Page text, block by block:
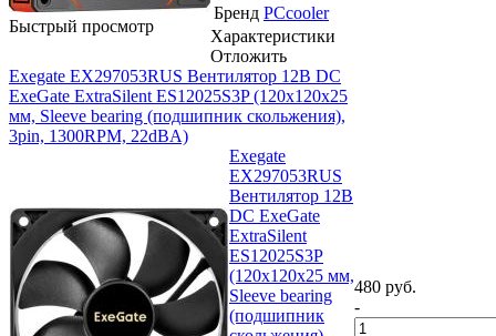
Быстрый просмотр
Бренд PCcooler
Характеристики
Отложить
Exegate EX297053RUS Вентилятор 12В DC
ExeGate ExtraSilent ES12025S3P (120x120x25
мм, Sleeve bearing (подшипник скольжения),
3pin, 1300RPM, 22dBA)
Exegate
EX297053RUS
Вентилятор 12В
DC ExeGate
ExtraSilent
ES12025S3P
(120x120x25 мм,
Sleeve bearing
(подшипник
480 руб.
-